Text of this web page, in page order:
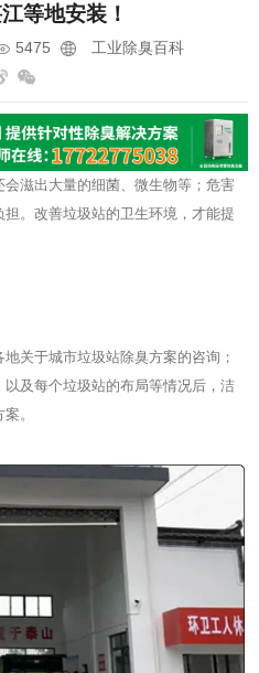
等地安装！
5475 工业除臭百科
滋出大量的细菌、微生物等；危害
。改善垃圾站的卫生环境，才能提
关于城市垃圾站除臭方案的咨询；
及每个垃圾站的布局等情况后，洁
。